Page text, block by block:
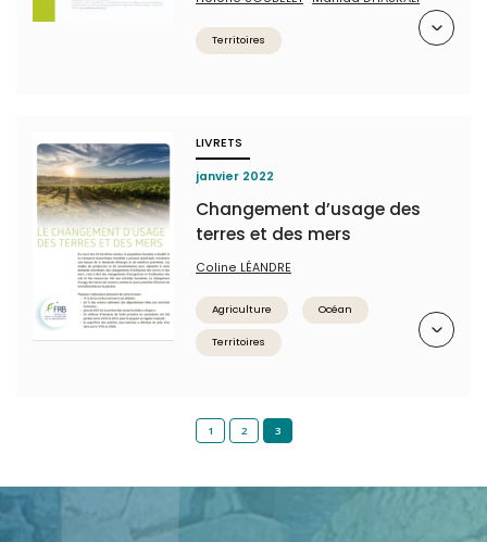
Territoires
LIVRETS
janvier 2022
Changement d’usage des
terres et des mers
Coline LÉANDRE
Agriculture Océan
Territoires
1 2 3